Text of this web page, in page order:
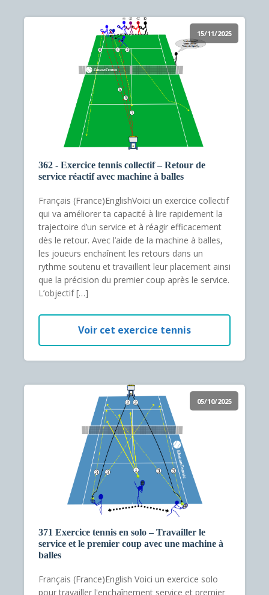
15/11/2025
362 - Exercice tennis collectif – Retour de
service réactif avec machine à balles
Français (France)EnglishVoici un exercice collectif
qui va améliorer ta capacité à lire rapidement la
trajectoire d’un service et à réagir efficacement
dès le retour. Avec l’aide de la machine à balles,
les joueurs enchaînent les retours dans un
rythme soutenu et travaillent leur placement ainsi
que la précision du premier coup après le service.
L’objectif […]
Voir cet exercice tennis
05/10/2025
371 Exercice tennis en solo – Travailler le
service et le premier coup avec une machine à
balles
Français (France)English Voici un exercice solo
pour travailler l'enchaînement service et premier